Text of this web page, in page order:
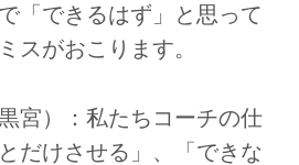
「できるはず」と思って
スがおこります。
宮）：私たちコーチの仕
だけさせる」、「できな